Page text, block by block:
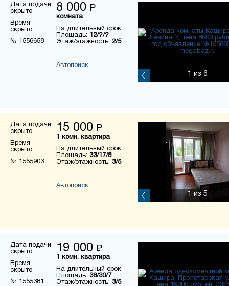
Дата подачи
скрыто
Время
скрыто
№ 1556658
8 000 Р
комната
На длительный срок
Площадь: 12/?/?
Этаж/этажность: 2/5
Автопоиск
1 из 6
Дата подачи
скрыто
Время
скрыто
№ 1555903
15 000 Р
1 комн. квартира
На длительный срок
Площадь: 33/17/8
Этаж/этажность: 3/5
Автопоиск
1 из 5
Дата подачи
скрыто
Время
скрыто
№ 1555381
19 000 Р
1 комн. квартира
На длительный срок
Площадь: 38/30/7
Этаж/этажность: 3/5